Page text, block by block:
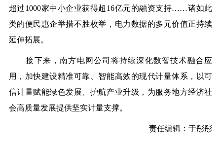
超过1000家中小企业获得超16亿元的融资支持……诸如此
类的便民惠企举措不胜枚举，电力数据的多元价值正持续
延伸拓展。
接下来，南方电网公司将持续深化数智技术融合应
用，加快建设精准可靠、智能高效的现代计量体系，以可
信计量赋能绿色发展、护航产业升级，为服务地方经济社
会高质量发展提供坚实计量支撑。
责任编辑：于彤彤